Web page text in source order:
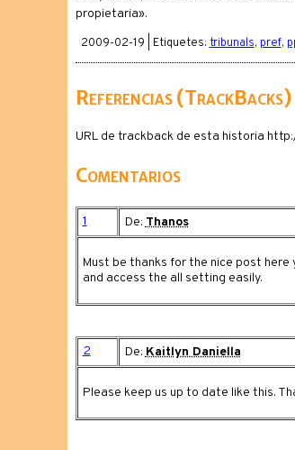
propietaria».
2009-02-19 | Etiquetes: tribunals, pref,
Referencias (TrackBacks)
URL de trackback de esta historia
Comentarios
1 De: Thanos
Must be thanks for the nice post here
and access the all setting easily.
2 De: Kaitlyn Daniella
Please keep us up to date like this.